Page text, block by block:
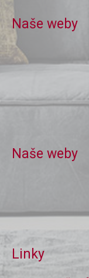
Naše weby
Naše weby
Linky